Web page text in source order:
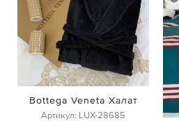
Bottega Veneta Халат
Артикул: LUX-28685